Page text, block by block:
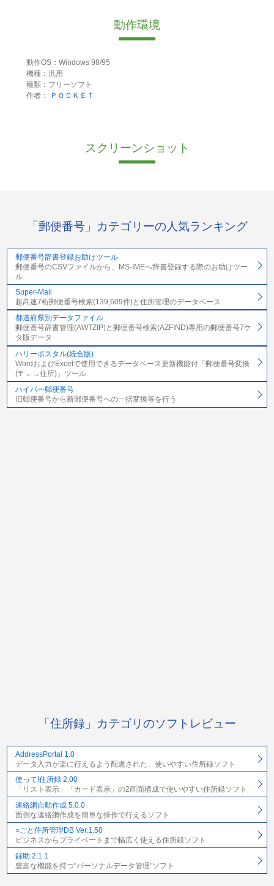
動作環境
動作OS：Windows 98/95
機種：汎用
種類：フリーソフト
作者：
ＰＯＣＫＥＴ
スクリーンショット
「郵便番号」カテゴリーの人気ランキング
郵便番号辞書登録お助けツール
郵便番号のCSVファイルから、MS-IMEへ辞書登録する際のお助けツー
ル
Super-Mail
超高速7桁郵便番号検索(139,609件)と住所管理のデータベース
都道府県別データファイル
郵便番号辞書管理(AWTZIP)と郵便番号検索(AZFIND)専用の郵便番号7ケ
タ版データ
ハリーポスタル(統合版)
WordおよびExcelで使用できるデータベース更新機能付「郵便番号変換
(〒←→住所)」ツール
ハイパー郵便番号
旧郵便番号から新郵便番号への一括変換等を行う
「住所録」カテゴリのソフトレビュー
AddressPortal 1.0
データ入力が楽に行えるよう配慮された、使いやすい住所録ソフト
使って!住所録 2.00
「リスト表示」「カード表示」の2画面構成で使いやすい住所録ソフト
連絡網自動作成 5.0.0
面倒な連絡網作成を簡単な操作で行えるソフト
○ごと住所管理DB Ver.1.50
ビジネスからプライベートまで幅広く使える住所録ソフト
録助 2.1.1
豊富な機能を持つ“パーソナルデータ管理”ソフト